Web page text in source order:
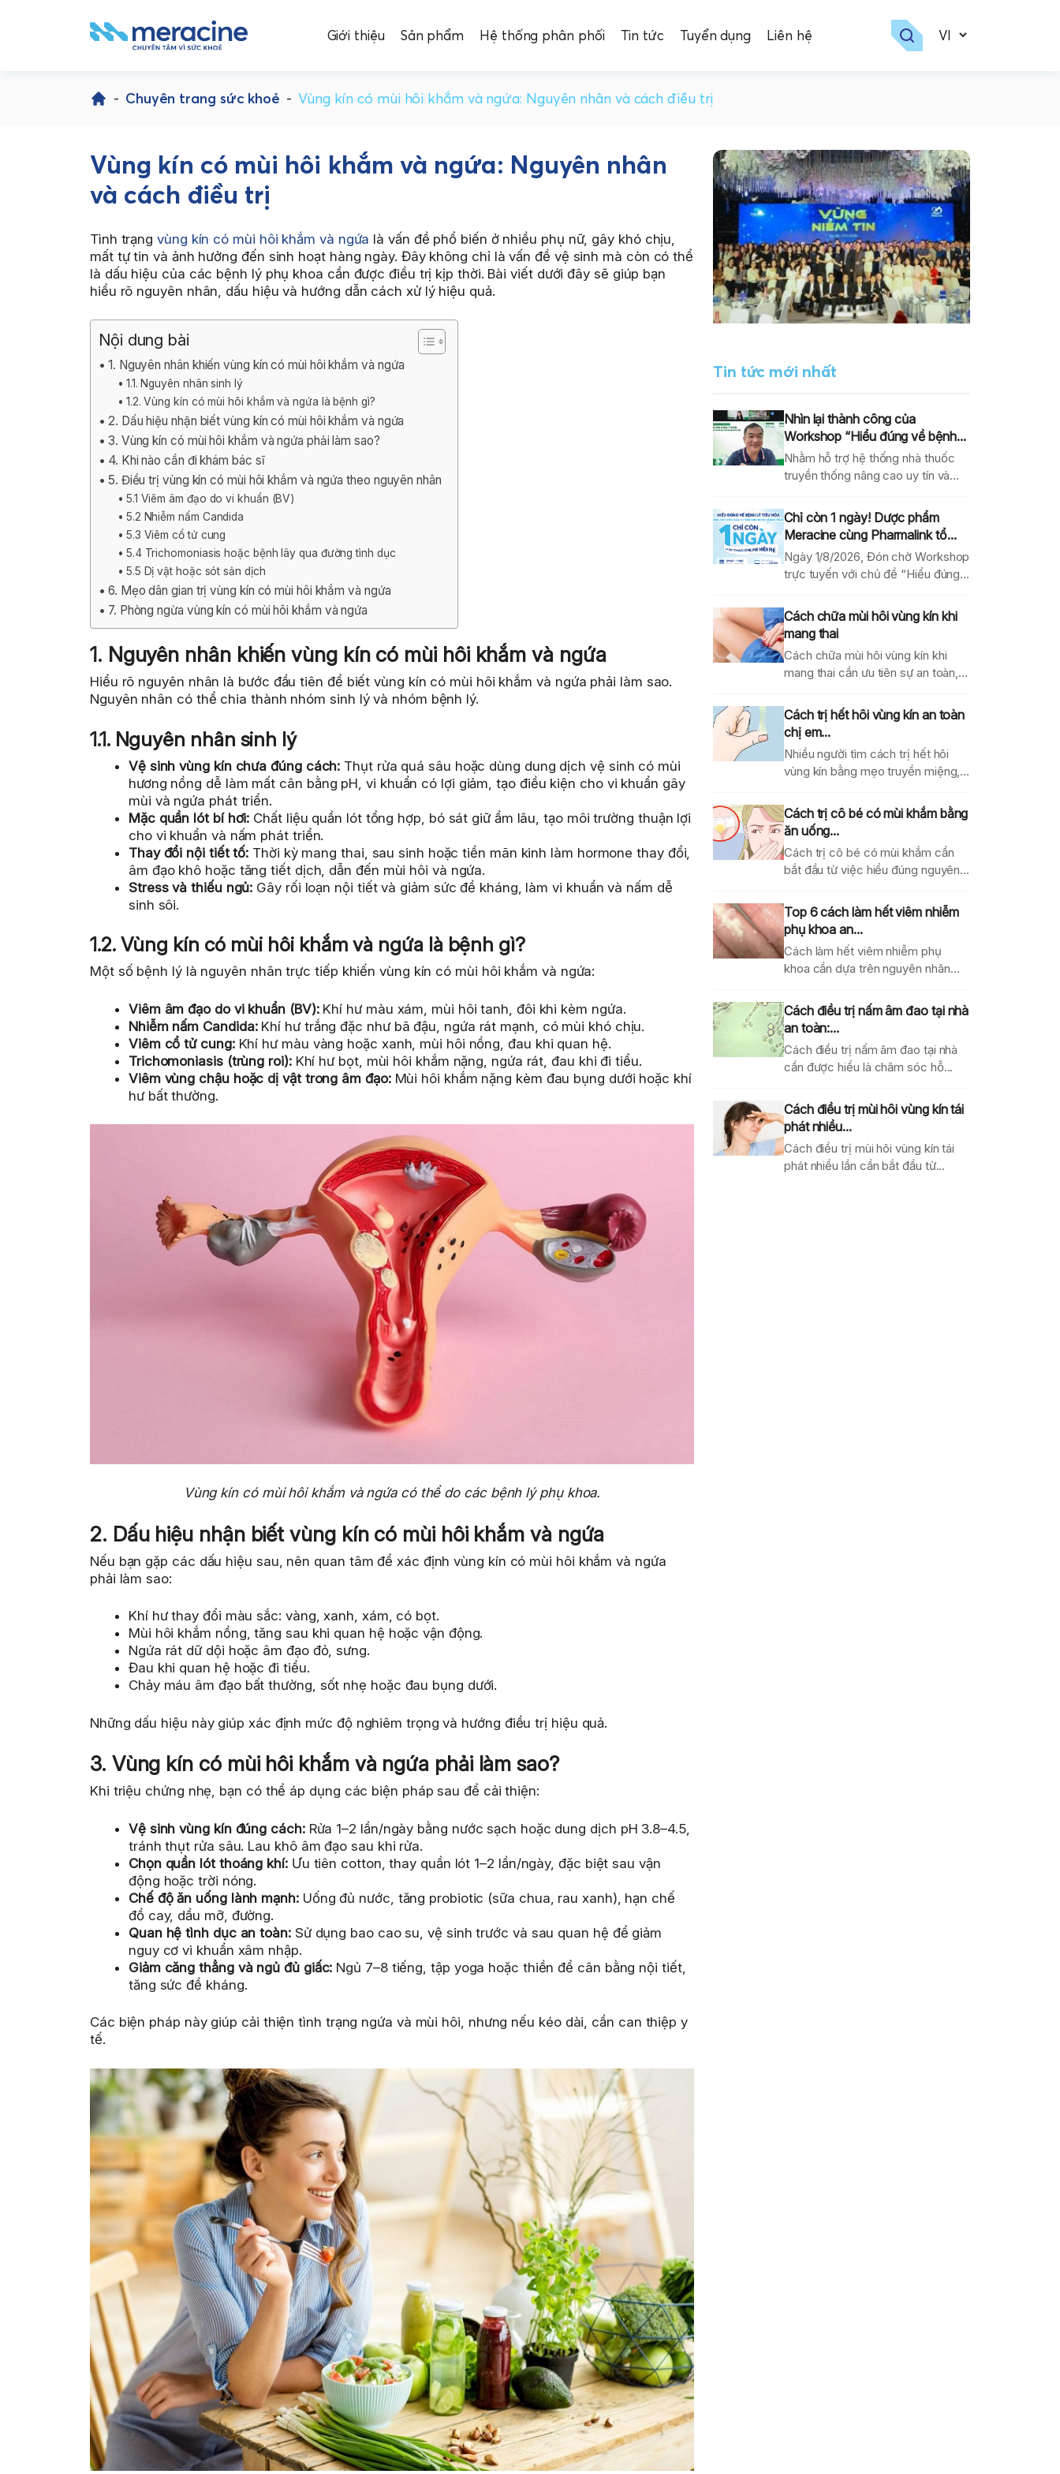
Giới thiệu Sản phẩm Hệ thống phân phối Tin tức Tuyển dụng Liên hệ
- Chuyên trang sức khoẻ - Vùng kín có mùi hôi khắm và ngứa: Nguyên nhân và cách điều trị
Vùng kín có mùi hôi khắm và ngứa: Nguyên nhân
và cách điều trị
Tình trạngvùng kín có mùi hôi khắm và ngứa là vấn đề phổ biến ở nhiều phụ nữ, gây khó chịu,
mất tự tin và ảnh hưởng đến sinh hoạt hàng ngày. Đây không chỉ là vấn đề vệ sinh mà còn có thể
là dấu hiệu của các bệnh lý phụ khoa cần được điều trị kịp thời. Bài viết dưới đây sẽ giúp bạn
hiểu rõ nguyên nhân, dấu hiệu và hướng dẫn cách xử lý hiệu quả.
Nội dung bài
1. Nguyên nhân khiến vùng kín có mùi hôi khắm và ngứa
1.1. Nguyên nhân sinh lý
1.2. Vùng kín có mùi hôi khắm và ngứa là bệnh gì?
2. Dấu hiệu nhận biết vùng kín có mùi hôi khắm và ngứa
3. Vùng kín có mùi hôi khắm và ngứa phải làm sao?
4. Khi nào cần đi khám bác sĩ
5. Điều trị vùng kín có mùi hôi khắm và ngứa theo nguyên nhân
5.1 Viêm âm đạo do vi khuẩn (BV)
5.2 Nhiễm nấm Candida
5.3 Viêm cổ tử cung
5.4 Trichomoniasis hoặc bệnh lây qua đường tình dục
5.5 Dị vật hoặc sót sản dịch
6. Mẹo dân gian trị vùng kín có mùi hôi khắm và ngứa
7. Phòng ngừa vùng kín có mùi hôi khắm và ngứa
1. Nguyên nhân khiến vùng kín có mùi hôi khắm và ngứa
Hiểu rõ nguyên nhân là bước đầu tiên để biết vùng kín có mùi hôi khắm và ngứa phải làm sao.
Nguyên nhân có thể chia thành nhóm sinh lý và nhóm bệnh lý.
1.1. Nguyên nhân sinh lý
Vệ sinh vùng kín chưa đúng cách: Thụt rửa quá sâu hoặc dùng dung dịch vệ sinh có mùi
hương nồng dễ làm mất cân bằng pH, vi khuẩn có lợi giảm, tạo điều kiện cho vi khuẩn gây
mùi và ngứa phát triển.
Mặc quần lót bí hơi: Chất liệu quần lót tổng hợp, bó sát giữ ẩm lâu, tạo môi trường thuận lợi
cho vi khuẩn và nấm phát triển.
Thay đổi nội tiết tố: Thời kỳ mang thai, sau sinh hoặc tiền mãn kinh làm hormone thay đổi,
âm đạo khô hoặc tăng tiết dịch, dẫn đến mùi hôi và ngứa.
Stress và thiếu ngủ: Gây rối loạn nội tiết và giảm sức đề kháng, làm vi khuẩn và nấm dễ
sinh sôi.
1.2. Vùng kín có mùi hôi khắm và ngứa là bệnh gì?
Một số bệnh lý là nguyên nhân trực tiếp khiến vùng kín có mùi hôi khắm và ngứa:
Viêm âm đạo do vi khuẩn (BV):Khí hư màu xám, mùi hôi tanh, đôi khi kèm ngứa.
Nhiễm nấm Candida:Khí hư trắng đặc như bã đậu, ngứa rát mạnh, có mùi khó chịu.
Viêm cổ tử cung:Khí hư màu vàng hoặc xanh, mùi hôi nồng, đau khi quan hệ.
Trichomoniasis (trùng roi):Khí hư bọt, mùi hôi khắm nặng, ngứa rát, đau khi đi tiểu.
Viêm vùng chậu hoặc dị vật trong âm đạo:Mùi hôi khắm nặng kèm đau bụng dưới hoặc khí
hư bất thường.
Vùng kín có mùi hôi khắm và ngứa có thể do các bệnh lý phụ khoa.
2. Dấu hiệu nhận biết vùng kín có mùi hôi khắm và ngứa
Nếu bạn gặp các dấu hiệu sau, nên quan tâm để xác định vùng kín có mùi hôi khắm và ngứa
phải làm sao:
Khí hư thay đổi màu sắc: vàng, xanh, xám, có bọt.
Mùi hôi khắm nồng, tăng sau khi quan hệ hoặc vận động.
Ngứa rát dữ dội hoặc âm đạo đỏ, sưng.
Đau khi quan hệ hoặc đi tiểu.
Chảy máu âm đạo bất thường, sốt nhẹ hoặc đau bụng dưới.
Những dấu hiệu này giúp xác định mức độ nghiêm trọng và hướng điều trị hiệu quả.
3. Vùng kín có mùi hôi khắm và ngứa phải làm sao?
Khi triệu chứng nhẹ, bạn có thể áp dụng các biện pháp sau để cải thiện:
Vệ sinh vùng kín đúng cách:Rửa 1–2 lần/ngày bằng nước sạch hoặc dung dịch pH 3.8–4.5,
tránh thụt rửa sâu. Lau khô âm đạo sau khi rửa.
Chọn quần lót thoáng khí:Ưu tiên cotton, thay quần lót 1–2 lần/ngày, đặc biệt sau vận
động hoặc trời nóng.
Chế độ ăn uống lành mạnh:Uống đủ nước, tăng probiotic (sữa chua, rau xanh), hạn chế
đồ cay, dầu mỡ, đường.
Quan hệ tình dục an toàn:Sử dụng bao cao su, vệ sinh trước và sau quan hệ để giảm
nguy cơ vi khuẩn xâm nhập.
Giảm căng thẳng và ngủ đủ giấc: Ngủ 7–8 tiếng, tập yoga hoặc thiền để cân bằng nội tiết,
tăng sức đề kháng.
Các biện pháp này giúp cải thiện tình trạng ngứa và mùi hôi, nhưng nếu kéo dài, cần can thiệp y
tế.
Tin tức mới nhất
Nhìn lại thành công của
Workshop “Hiểu đúng về bệnh...
Nhằm hỗ trợ hệ thống nhà thuốc
truyền thống nâng cao uy tín và
Chỉ còn 1 ngày! Dược phẩm
Meracine cùng Pharmalink tổ...
Ngày 1/8/2026, Đón chờ Workshop
trực tuyến với chủ đề “Hiểu đúng
Cách chữa mùi hôi vùng kín khi
mang thai
Cách chữa mùi hôi vùng kín khi
mang thai cần ưu tiên sự an toàn,...
Cách trị hết hôi vùng kín an toàn
chị em...
Nhiều người tìm cách trị hết hôi
vùng kín bằng mẹo truyền miệng,
Cách trị cô bé có mùi khắm bằng
ăn uống...
Cách trị cô bé có mùi khắm cần
bắt đầu từ việc hiểu đúng nguyên...
Top 6 cách làm hết viêm nhiễm
phụ khoa an...
Cách làm hết viêm nhiễm phụ
khoa cần dựa trên nguyên nhân
Cách điều trị nấm âm đao tại nhà
an toàn:...
Cách điều trị nấm âm đao tại nhà
cần được hiểu là chăm sóc hỗ...
Cách điều trị mùi hôi vùng kín tái
phát nhiều...
Cách điều trị mùi hôi vùng kín tái
phát nhiều lần cần bắt đầu từ...